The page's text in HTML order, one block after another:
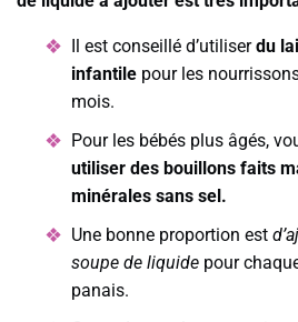
Il est conseillé d’utiliserdu
infantile pour les
mois.
Pour les bébés plus âgés,
utiliser des bouillons faits
minérales sans sel.
Une bonne proportion est
soupe de liquide pour
panais.